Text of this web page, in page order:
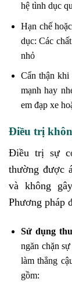
hệ tình dục
Hạn chế
dục: Các
nhỏ
Cẩn thận
mạnh hay
em đạp xe
Điều trị
Điều trị sự
thường được
và không
Phương pháp
Sử dụng
ngăn chặn
làm thẳng
gồm: